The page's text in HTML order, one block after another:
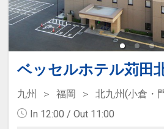
ベッセルホテル苅田
九州 福岡
北九州(小倉・
In 12:00 / Out 11:00